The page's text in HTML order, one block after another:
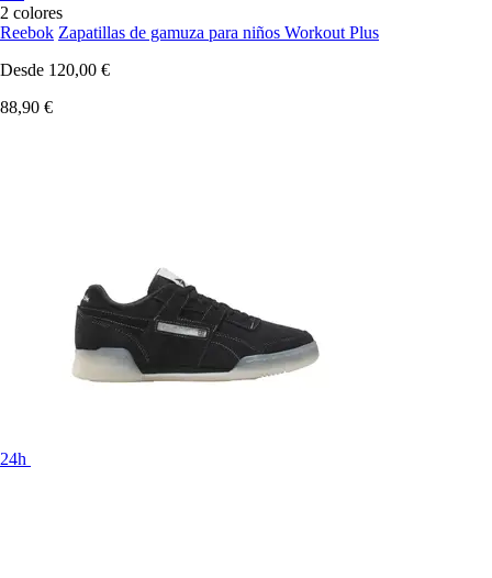
2 colores
Reebok Zapatillas de gamuza para niños Workout Plus
Desde 120,00 €
88,90 €
24h